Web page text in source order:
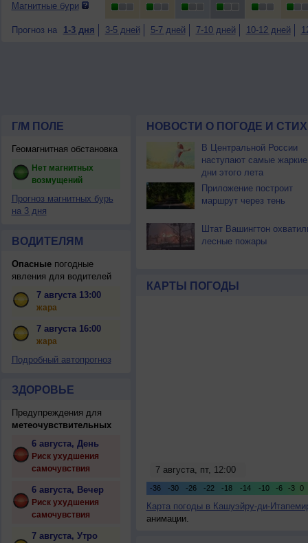
Магнитные бури
Прогноз на 1-3 дня 3-5 дней 5-7 дней 7-10 дней 10-12 дней
Г/М ПОЛЕ
Геомагнитная обстановка
Нет магнитных
возмущений
Прогноз магнитных бурь
на 3 дня
ВОДИТЕЛЯМ
Опасныепогодные
явления для водителей
7 августа 13:00
жара
7 августа 16:00
жара
Подробный автопрогноз
ЗДОРОВЬЕ
Предупреждения для
метеочувствительных
6 августа, День
Риск ухудшения
самочувствия
6 августа, Вечер
Риск ухудшения
самочувствия
7 августа, Утро
НОВОСТИ О ПОГОДЕ И
В Центральной России
наступают самые жаркие
дни этого лета
Приложение построит
маршрут через тень
Штат Вашингтон
лесные пожары
КАРТЫ ПОГОДЫ
Карта погоды в Кашуэйру-ди-
анимации.